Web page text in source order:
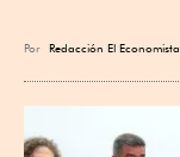
Por Redacción El Economista